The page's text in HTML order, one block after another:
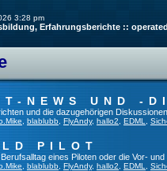
3:28 pm
Erfahrungsberichte ::
NEWS UND -
und die dazugehörigen
blablubb FlyAndy, hallo2 EDML
PILOT
eines Piloten oder die Vor-
blablubb FlyAndy, hallo2 EDML